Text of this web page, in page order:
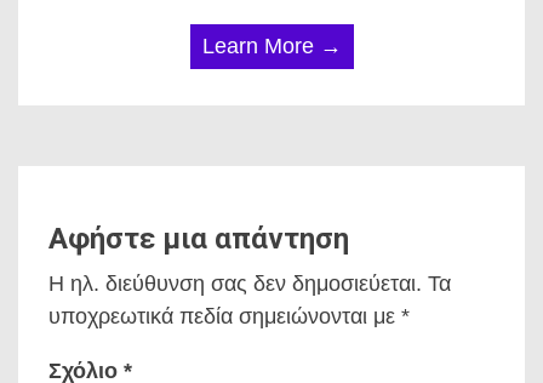
Learn More →
Αφήστε μια απάντηση
Η ηλ. διεύθυνση σας δεν δημοσιεύεται. Τα
υποχρεωτικά πεδία σημειώνονται με *
Σχόλιο *